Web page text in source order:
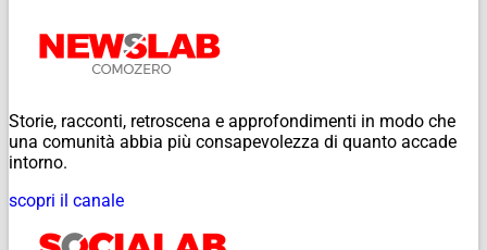
Storie, racconti, retroscena e approfondimenti in modo che
una comunità abbia più consapevolezza di quanto accade
intorno.
scopri il canale